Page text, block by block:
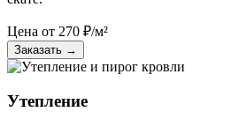
Цена от 270 ₽/м²
Заказать →
Утепление